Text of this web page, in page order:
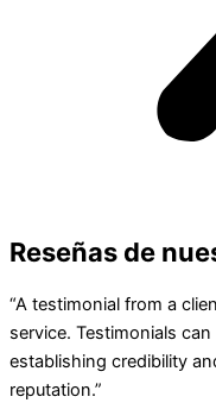
Reseñas de
“A testimonial from a
service. Testimonials
establishing credibility
reputation.”